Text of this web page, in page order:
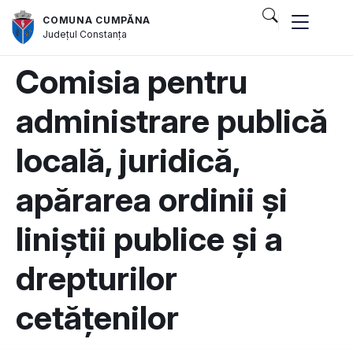
COMUNA CUMPĂNA
JudețulConstanța
Comisia pentru
administrare publică
locală, juridică,
apărarea ordinii și
liniștii publice și a
drepturilor
cetățenilor